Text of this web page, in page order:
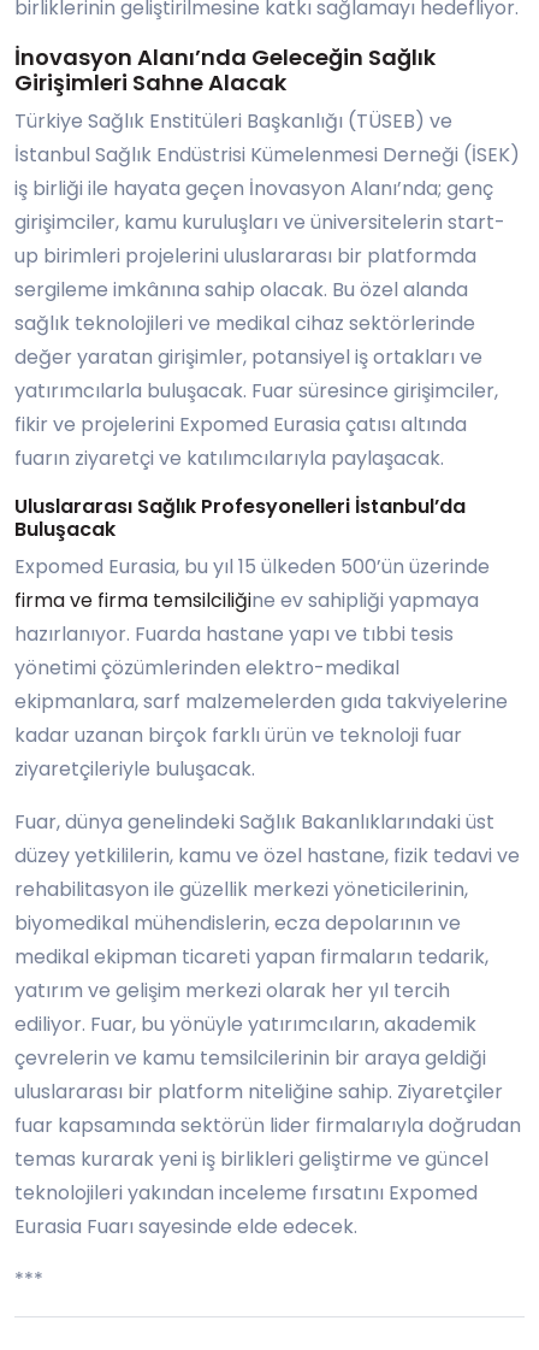
birliklerinin geliştirilmesine katkı sağlamayı hedefliyor.
İnovasyon Alanı’nda Geleceğin Sağlık
Girişimleri Sahne Alacak
Türkiye Sağlık Enstitüleri Başkanlığı (TÜSEB) ve
İstanbul Sağlık Endüstrisi Kümelenmesi Derneği (İSEK)
iş birliği ile hayata geçen İnovasyon Alanı’nda; genç
girişimciler, kamu kuruluşları ve üniversitelerin start-
up birimleri projelerini uluslararası bir platformda
sergileme imkânına sahip olacak. Bu özel alanda
sağlık teknolojileri ve medikal cihaz sektörlerinde
değer yaratan girişimler, potansiyel iş ortakları ve
yatırımcılarla buluşacak. Fuar süresince girişimciler,
fikir ve projelerini Expomed Eurasia çatısı altında
fuarın ziyaretçi ve katılımcılarıyla paylaşacak.
Uluslararası Sağlık Profesyonelleri İstanbul’da
Buluşacak
Expomed Eurasia, bu yıl 15 ülkeden 500’ün üzerinde
firma ve firma temsilciliğine ev sahipliği yapmaya
hazırlanıyor. Fuarda hastane yapı ve tıbbi tesis
yönetimi çözümlerinden elektro-medikal
ekipmanlara, sarf malzemelerden gıda takviyelerine
kadar uzanan birçok farklı ürün ve teknoloji fuar
ziyaretçileriyle buluşacak.
Fuar, dünya genelindeki Sağlık Bakanlıklarındaki üst
düzey yetkililerin, kamu ve özel hastane, fizik tedavi ve
rehabilitasyon ile güzellik merkezi yöneticilerinin,
biyomedikal mühendislerin, ecza depolarının ve
medikal ekipman ticareti yapan firmaların tedarik,
yatırım ve gelişim merkezi olarak her yıl tercih
ediliyor. Fuar, bu yönüyle yatırımcıların, akademik
çevrelerin ve kamu temsilcilerinin bir araya geldiği
uluslararası bir platform niteliğine sahip. Ziyaretçiler
fuar kapsamında sektörün lider firmalarıyla doğrudan
temas kurarak yeni iş birlikleri geliştirme ve güncel
teknolojileri yakından inceleme fırsatını Expomed
Eurasia Fuarı sayesinde elde edecek.
***